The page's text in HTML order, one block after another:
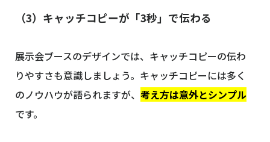
（3）キャッチコピーが「3秒」で伝わる
展示会ブースのデザインでは、キャッチコピーの伝わ
りやすさも意識しましょう。キャッチコピーには多く
のノウハウが語られますが、 考え方は意外とシンプル
です。